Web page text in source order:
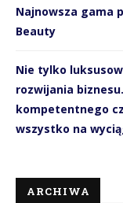
Najnowsza gama
Beauty
Nie tylko
rozwijania
kompetentnego
wszystko na
ARCHIWA